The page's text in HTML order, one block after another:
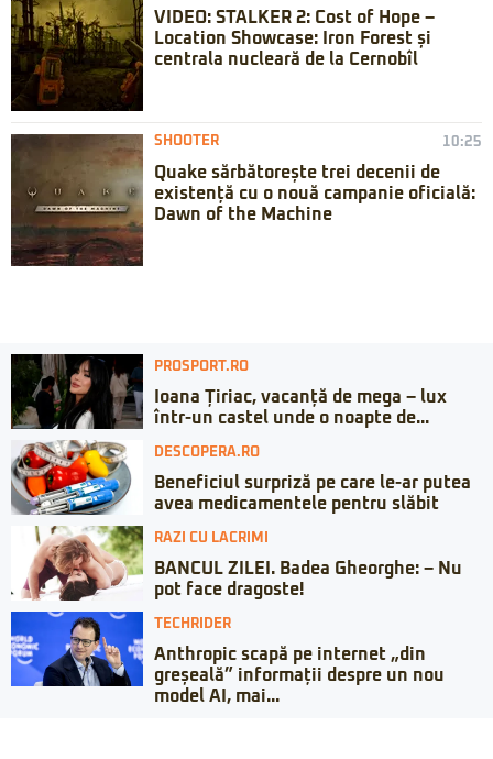
VIDEO: STALKER 2: Cost of Hope –
Location Showcase: Iron Forest și
centrala nucleară de la Cernobîl
SHOOTER 10:25
Quake sărbătorește trei decenii de
existență cu o nouă campanie oficială:
Dawn of the Machine
PROSPORT.RO
Ioana Țiriac, vacanță de mega – lux
într-un castel unde o noapte de...
DESCOPERA.RO
Beneficiul surpriză pe care le-ar putea
avea medicamentele pentru slăbit
RAZI CU LACRIMI
BANCUL ZILEI. Badea Gheorghe: – Nu
pot face dragoste!
TECHRIDER
Anthropic scapă pe internet „din
greșeală” informații despre un nou
model AI, mai...